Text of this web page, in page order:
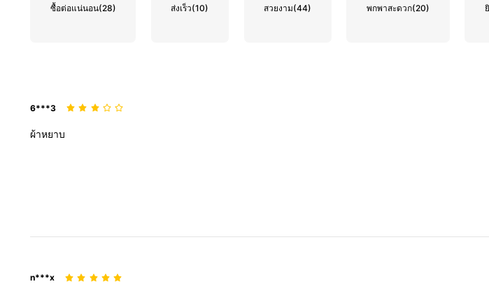
ซื้อต่อแน่นอน(28) ส่งเร็ว(10) สวยงาม(44) พกพาสะดวก(20)
6***3
ผ้าหยาบ
n***x